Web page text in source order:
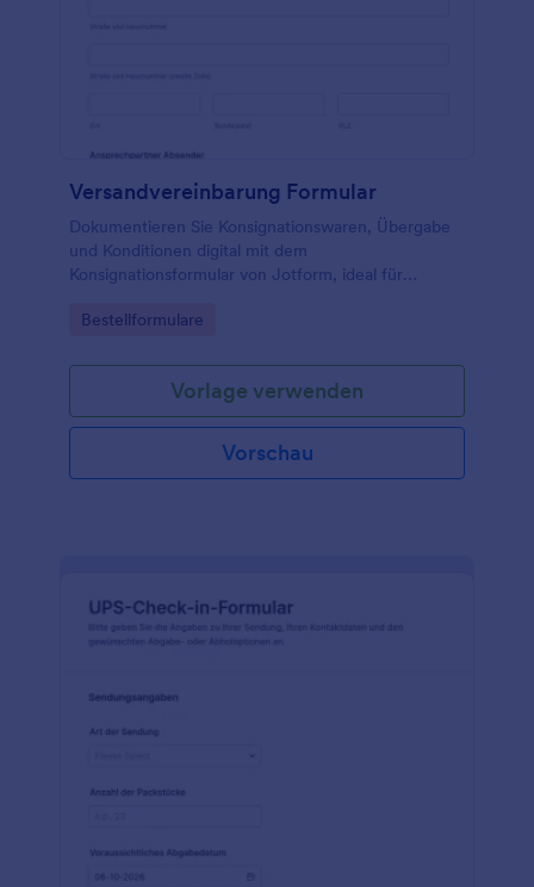
Versandvereinbarung Formular
Dokumentieren Sie Konsignationswaren, Übergabe
und Konditionen digital mit dem
Konsignationsformular von Jotform, ideal für
Datenerfassung zu vereinfachen und
Go to Category:
Bestellformulare
Vorlage verwenden
Vorschau